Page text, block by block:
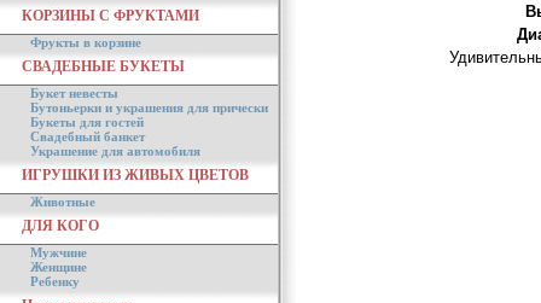
КОРЗИНЫ С ФРУКТАМИ
Фрукты в корзине
СВАДЕБНЫЕ БУКЕТЫ
Букет невесты
Бутоньерки и украшения для прически
Букеты для гостей
Свадебный банкет
Украшение для автомобиля
ИГРУШКИ ИЗ ЖИВЫХ ЦВЕТОВ
Животные
ДЛЯ КОГО
Мужчине
Женщине
Ребенку